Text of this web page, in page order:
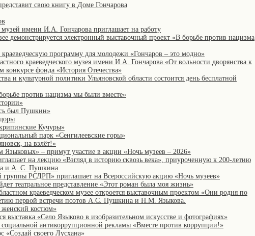
свою книгу в Доме Гончарова
музей имени И.А. Гончарова приглашает на работу
демонстрируется электронный выставочный проект «В борьбе против нацизма
программу для молодежи «Гончаров – это модно»
краеведческого музея имени И.А. Гончарова «От вольности дворянства к
конкурсе фонда «История Отечества»
и культурной политики Ульяновской области состоится день бесплатной
против нацизма мы были вместе»
был Пушкин»
Кучуры»
парк «Сенгилеевские горы»
на взлёт!»
Языковых» – примут участие в акции «Ночь музеев – 2026»
на лекцию «Взгляд в историю сквозь века», приуроченную к 200-летию
и А. С. Пушкина
группы РСДРП» приглашает на Всероссийскую акцию «Ночь музеев»
театральное представление «Этот роман была моя жизнь»
краеведческом музее откроется выставочным проектом «Они родня по
первой встречи поэтов А.С. Пушкина и Н.М. Языкова.
костюм»
выставка «Село Языково в изобразительном искусстве и фотографиях»
антикоррупционной рекламы «Вместе против коррупции!»
«Создай своего Лусхана»